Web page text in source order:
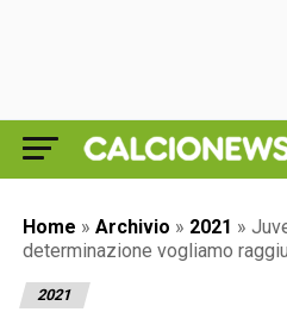
Home » Archivio » 2021 »
determinazione vogliamo
2021